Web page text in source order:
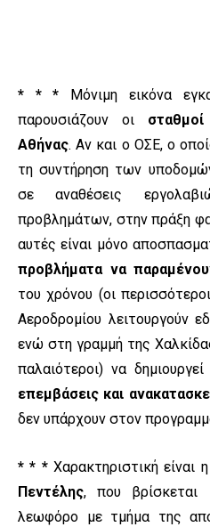
* * * Μόνιμη εικόνα
παρουσιάζουν οι
Αθήνας. Αν και ο ΟΣΕ, ο
τη συντήρηση των
σε αναθέσεις
προβλημάτων, στην πράξη
αυτές είναι μόνο
προβλήματα να
του χρόνου (οι
Αεροδρομίου λειτουργούν
ενώ στη γραμμή της
παλαιότεροι) να δημιουργεί
επεμβάσεις και
δεν υπάρχουν στον
* * *Χαρακτηριστική είναι
Πεντέλης, που
λεωφόρο με τμήμα της